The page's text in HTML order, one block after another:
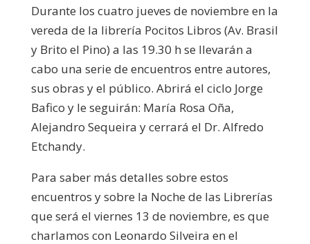
Durante los cuatro jueves de noviembre en la
vereda de la librería Pocitos Libros (Av. Brasil
y Brito el Pino) a las 19.30 h se llevarán a
cabo una serie de encuentros entre autores,
sus obras y el público. Abrirá el ciclo Jorge
Bafico y le seguirán: María Rosa Oña,
Alejandro Sequeira y cerrará el Dr. Alfredo
Etchandy.
Para saber más detalles sobre estos
encuentros y sobre la Noche de las Librerías
que será el viernes 13 de noviembre, es que
charlamos con Leonardo Silveira en el